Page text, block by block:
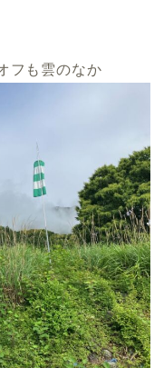
フも雲のなか